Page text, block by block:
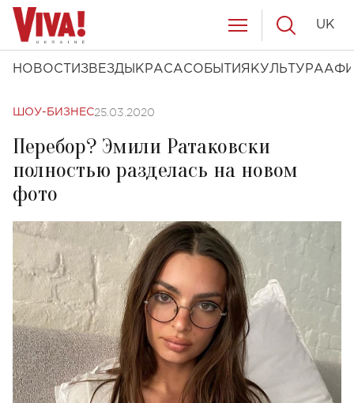
НОВОСТИ ЗВЕЗДЫ КРАСАСОБЫТИЯ КУЛЬТУРА
UK
ШОУ-БИЗНЕС25.03.2020
Перебор? Эмили Ратаковски
полностью разделась на новом
фото